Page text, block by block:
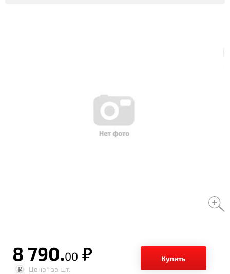
8 790.00 р.
Купить
Цена* за шт.